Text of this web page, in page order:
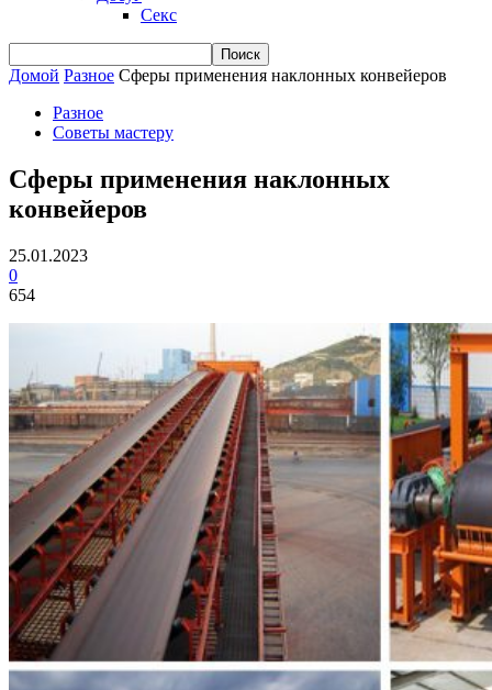
Секс
Домой Разное Сферы применения наклонных конвейеров
Разное
Советы мастеру
Сферы применения наклонных
конвейеров
25.01.2023
0
654